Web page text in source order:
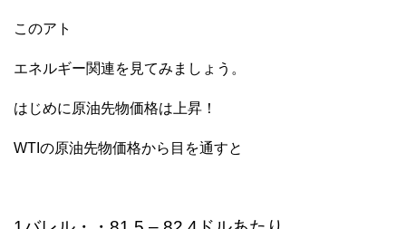
このアト
エネルギー関連を見てみましょう。
はじめに原油先物価格は上昇！
WTIの原油先物価格から目を通すと